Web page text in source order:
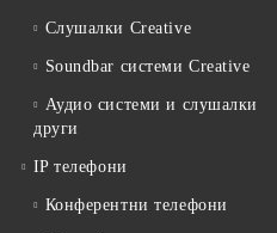
Слушалки Creative
Soundbar системи Creative
Аудио системи и слушалки
други
IP телефони
Конферентни телефони